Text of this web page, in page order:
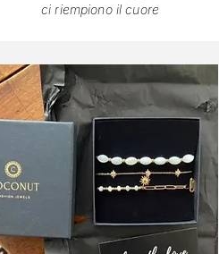
ci riempiono il cuore